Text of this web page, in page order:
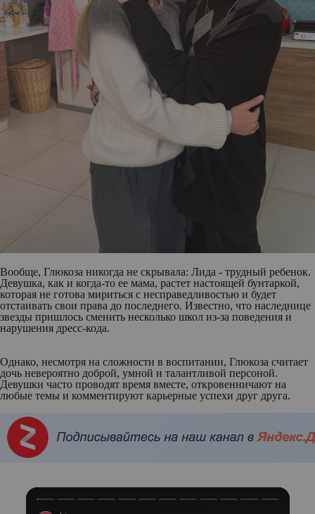
Вообще, Глюкоза никогда не скрывала: Лида - трудный ребенок.
Девушка, как и когда-то ее мама, растет настоящей бунтаркой,
которая не готова мириться с несправедливостью и будет
отстаивать свои права до последнего. Известно, что наследнице
звезды пришлось сменить несколько школ из-за поведения и
нарушения дресс-кода.
Однако, несмотря на сложности в воспитании, Глюкоза считает
дочь невероятно доброй, умной и талантливой персоной.
Девушки часто проводят время вместе, откровенничают на
любые темы и комментируют карьерные успехи друг друга.